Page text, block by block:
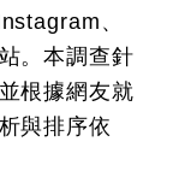
、
。本調查針
根據網友就
與排序依